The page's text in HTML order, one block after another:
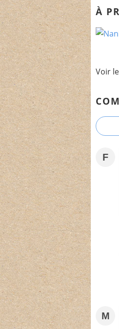
À
Voir
F
M